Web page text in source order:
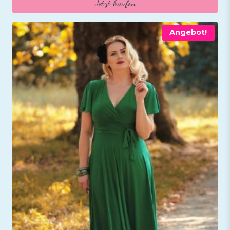
19,95 €.Jetzt kaufen
Angebot!